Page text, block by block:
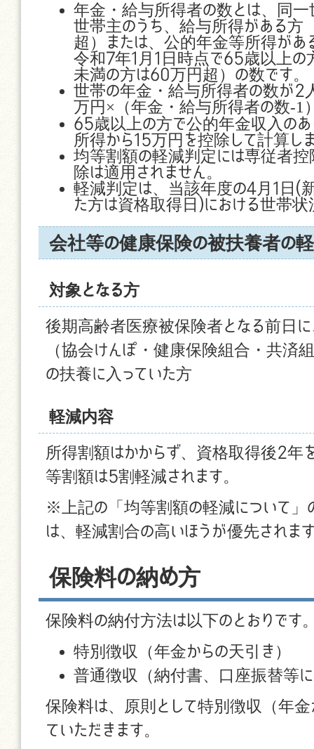
年金・給与所得者の数とは、同
世帯主のうち、給与所得がある
超）または、公的年金等所得が
令和7年1月1日時点で65歳以上
未満の方は60万円超）の数です。
世帯の年金・給与所得者の数が2
万円 × （年金・給与所得者の数-1
65歳以上の方で公的年金収入のあ
所得から15万円を控除して計算し
均等割額の軽減判定には専従者
除は適用されません。
軽減判定は、当該年度の4月1日(
た方は資格取得日)における世帯状
会社等の健康保険の被扶養者の軽
対象となる方
後期高齢者医療被保険者となる前日
（協会けんぽ・健康保険組合・共済
の扶養に入っていた方
軽減内容
所得割額はかからず、資格取得後2年
等割額は5割軽減されます。
※上記の「均等割額の軽減について」
は、軽減割合の高いほうが優先されま
保険料の納め方
保険料の納付方法は以下のとおりです
特別徴収（年金からの天引き）
普通徴収（納付書、口座振替等
保険料は、原則として特別徴収（年金
ていただきます。